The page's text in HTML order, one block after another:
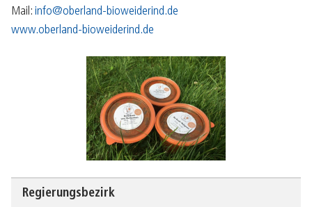
Mail: info@oberland-bioweiderind.de
www.oberland-bioweiderind.de
Regierungsbezirk